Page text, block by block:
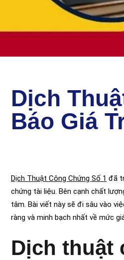
Dịch
Báo Giá
Dịch Thuật Công Chứng Số 1 đã
chứng tài liệu. Bên cạnh chất
tâm. Bài viết này sẽ đi sâu vào
ràng và minh bạch nhất về mức
Dịch thuật